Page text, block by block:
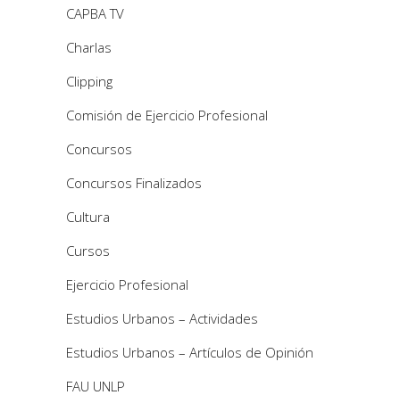
CAPBA TV
Charlas
Clipping
Comisión de Ejercicio Profesional
Concursos
Concursos Finalizados
Cultura
Cursos
Ejercicio Profesional
Estudios Urbanos – Actividades
Estudios Urbanos – Artículos de Opinión
FAU UNLP